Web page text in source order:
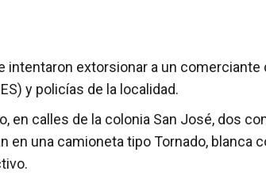
intentaron extorsionar a un
y policías de la localidad.
en calles de la colonia San José, dos
una camioneta tipo Tornado, blanca